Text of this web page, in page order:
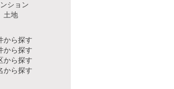
ション
土地
から探す
から探す
から探す
から探す